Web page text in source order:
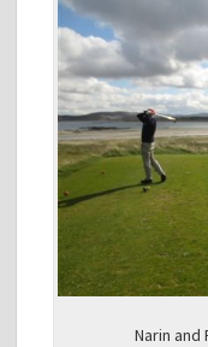
Narin and